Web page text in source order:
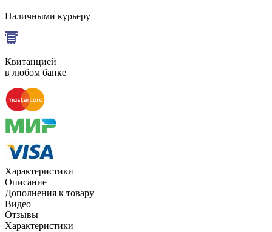
Наличными курьеру
Квитанцией
в любом банке
Характеристики
Описание
Дополнения к товару
Видео
Отзывы
Характеристики